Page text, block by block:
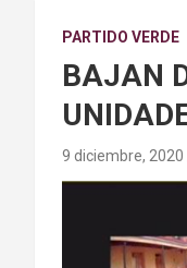
PARTIDO VERDE
BAJAN
9 diciembre, 2020